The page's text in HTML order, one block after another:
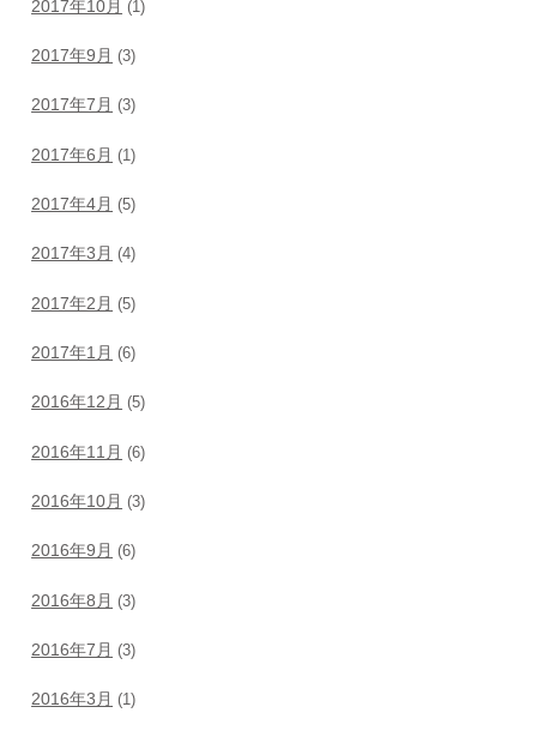
2017年10月 (1)
2017年9月 (3)
2017年7月 (3)
2017年6月 (1)
2017年4月 (5)
2017年3月 (4)
2017年2月 (5)
2017年1月 (6)
2016年12月 (5)
2016年11月 (6)
2016年10月 (3)
2016年9月 (6)
2016年8月 (3)
2016年7月 (3)
2016年3月 (1)